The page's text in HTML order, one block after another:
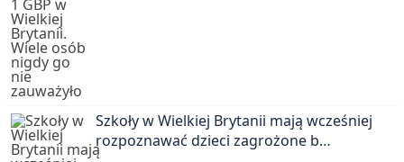
Szkoły w Wielkiej Brytanii mają wcześniej
rozpoznawać dzieci zagrożone b…